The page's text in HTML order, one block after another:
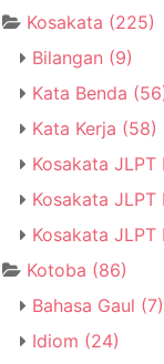
Kosakata (225)
Bilangan (9)
Kata Benda
Kata Kerja (58)
Kosakata JLPT
Kosakata JLPT
Kosakata JLPT
Kotoba (86)
Bahasa Gaul (7)
Idiom (24)